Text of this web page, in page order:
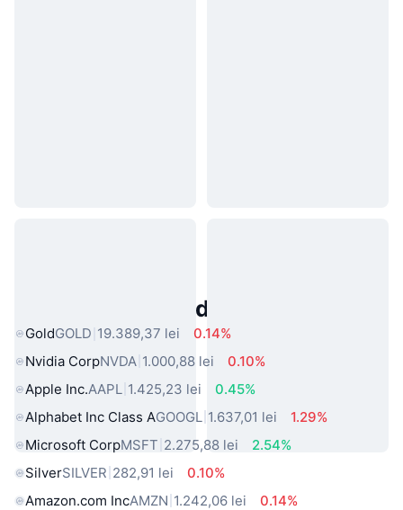
Active Populare din Lumea Reală
GoldGOLD 19.389,37 lei
0.14%
Nvidia CorpNVDA 1.000,88 lei
0.10%
Apple Inc.AAPL 1.425,23 lei
0.45%
Alphabet Inc Class AGOOGL 1.637,01 lei
1.29%
Microsoft CorpMSFT 2.275,88 lei
2.54%
SilverSILVER 282,91 lei
0.10%
Amazon.com IncAMZN 1.242,06 lei
0.14%